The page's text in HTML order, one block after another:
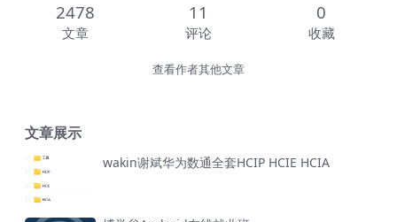
2478
文章
11
评论
0
收藏
查看作者其他文章
文章展示
wakin谢斌华为数通全套HCIP HCIE HCIA